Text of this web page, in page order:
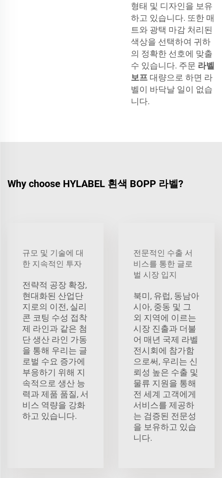
형태 및 디자인을 보유
하고 있습니다. 또한 매
트와 광택 마감 처리된
색상을 선택하여 귀하
의 정확한 선호에 맞출
수 있습니다. 주문 라벨
보프 대량으로 하면 라
벨이 바닥날 일이 없습
니다.
Why choose HYLABEL 흰색 BOPP 라벨?
규모 및 기술에 대
한 지속적인 투자
전략적 공장 확장,
현대화된 산업단
지로의 이전, 실리
콘 코팅 수성 접착
제 라인과 같은 첨
단 생산 라인 가동
을 통해 우리는 글
로벌 수요 증가에
부응하기 위해 지
속적으로 생산 능
력과 제품 품질, 서
비스 역량을 강화
하고 있습니다.
전문적인 수출 서
비스를 통한 글로
벌 시장 입지
북미, 유럽, 동남아
시아, 중동 및 그
외 지역에 이르는
시장 진출과 더불
어 매년 국제 라벨
전시회에 참가함
으로써, 우리는 신
뢰성 높은 수출 및
물류 지원을 통해
전 세계 고객에게
서비스를 제공하
는 검증된 전문성
을 보유하고 있습
니다.